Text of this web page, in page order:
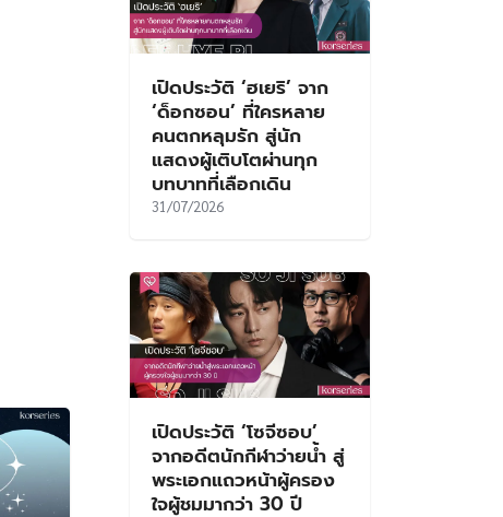
เปิดประวัติ ‘ฮเยริ’ จาก
‘ด็อกซอน’ ที่ใครหลาย
คนตกหลุมรัก สู่นัก
แสดงผู้เติบโตผ่านทุก
บทบาทที่เลือกเดิน
31/07/2026
เปิดประวัติ ‘โซจีซอบ’
จากอดีตนักกีฬาว่ายน้ำ สู่
พระเอกแถวหน้าผู้ครอง
ใจผู้ชมมากว่า 30 ปี